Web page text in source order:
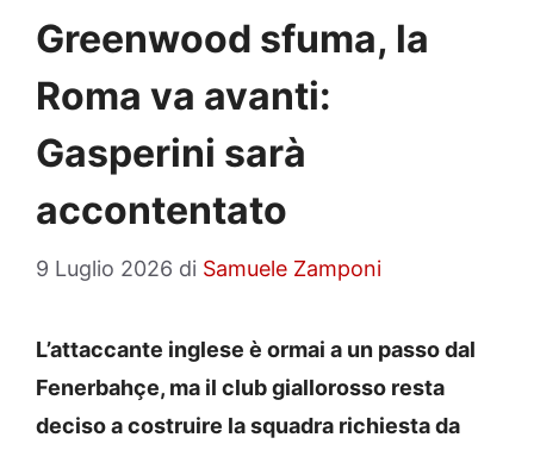
Greenwood sfuma, la
Roma va avanti:
Gasperini sarà
accontentato
9 Luglio 2026 di Samuele Zamponi
L’attaccante inglese è ormai a un passo dal
Fenerbahçe, ma il club giallorosso resta
deciso a costruire la squadra richiesta da